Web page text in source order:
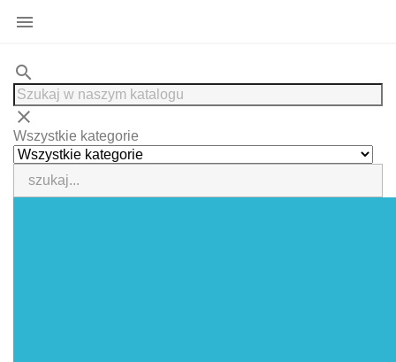

search
clear
Wszystkie kategorie